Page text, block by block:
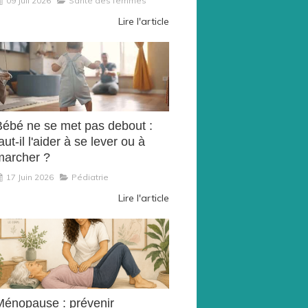
Lire l'article
ne se met pas debout :
il l'aider à se lever ou à
?
17 Juin 2026 Pédiatrie
Lire l'article
: prévenir